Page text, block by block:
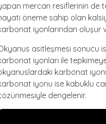
mercan resiflerinin de
öneme sahip olan
iyonlarından oluşur
asitleşmesi sonucu
iyonları ile
karbonat
iyonu ise kabuklu
dengelenir.